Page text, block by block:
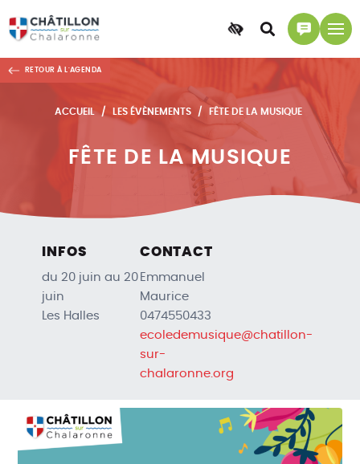
Accessibilité
Accéder
à
la
recherche
Accéder
à
page
contact
ACCUEIL LES ÉVÈNEMENTS FÊTE DE LA MUSIQUE
FÊTE DE LA MUSIQUE
RETOUR À L'AGENDA
INFOS
du 20 juin au 20
juin
Les Halles
CONTACT
Emmanuel
Maurice
0474550433
ecoledemusique@chatillon-
sur-
chalaronne.org